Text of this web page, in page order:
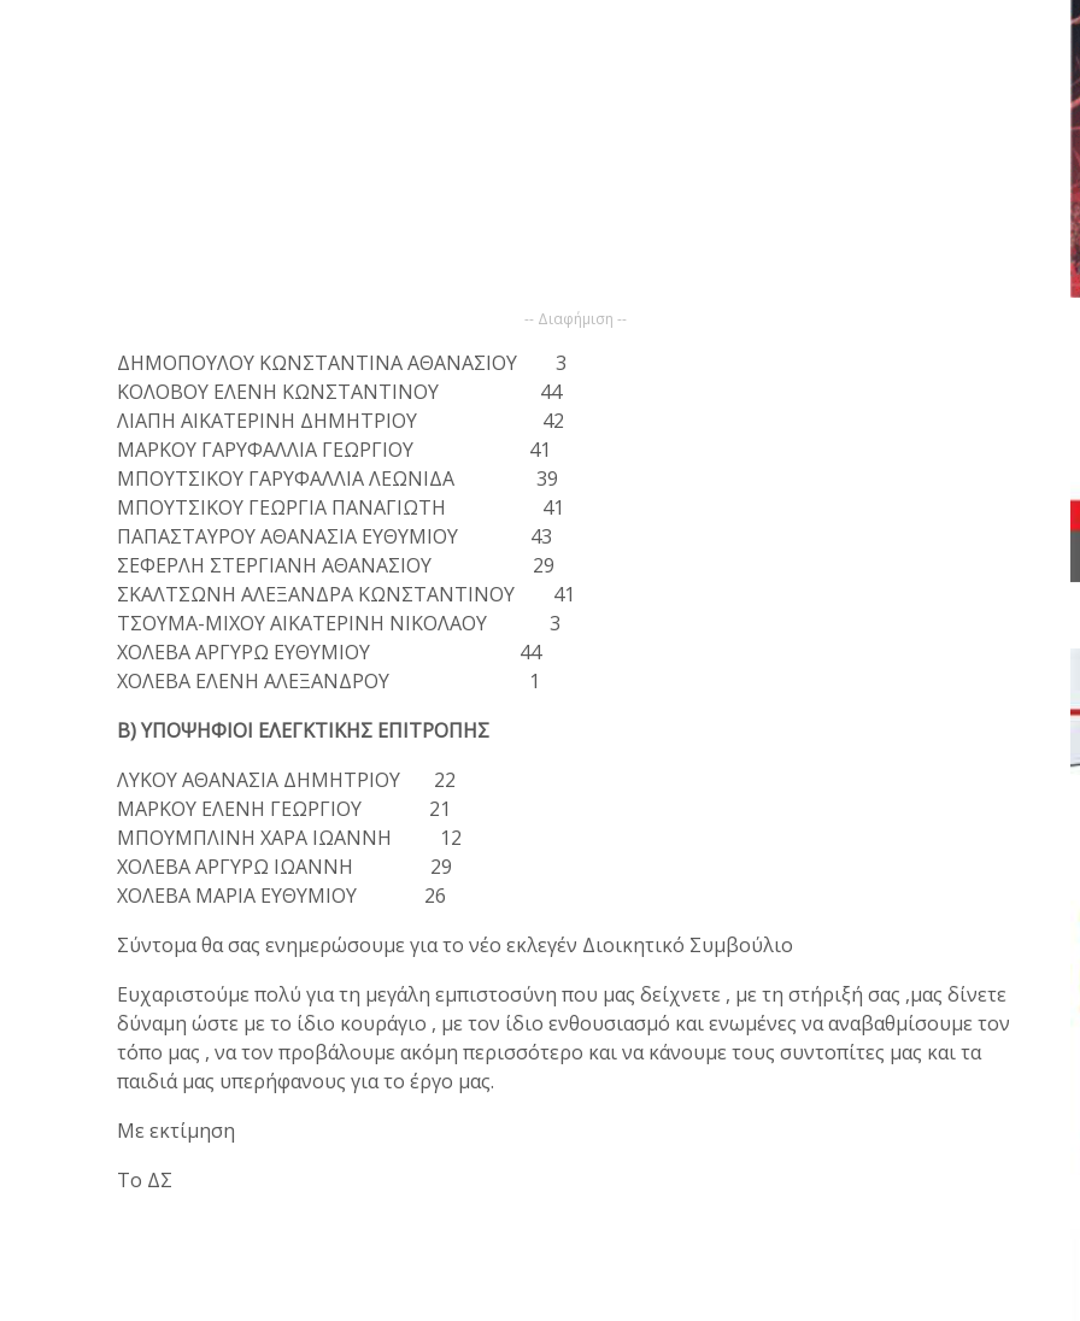
-- Διαφήμιση --
ΔΗΜΟΠΟΥΛΟΥ ΚΩΝΣΤΑΝΤΙΝΑ ΑΘΑΝΑΣΙΟΥ 3
ΚΟΛΟΒΟΥ ΕΛΕΝΗ ΚΩΝΣΤΑΝΤΙΝΟΥ 44
ΛΙΑΠΗ ΑΙΚΑΤΕΡΙΝΗ ΔΗΜΗΤΡΙΟΥ 42
ΜΑΡΚΟΥ ΓΑΡΥΦΑΛΛΙΑ ΓΕΩΡΓΙΟΥ 41
ΜΠΟΥΤΣΙΚΟΥ ΓΑΡΥΦΑΛΛΙΑ ΛΕΩΝΙΔΑ 39
ΜΠΟΥΤΣΙΚΟΥ ΓΕΩΡΓΙΑ ΠΑΝΑΓΙΩΤΗ 41
ΠΑΠΑΣΤΑΥΡΟΥ ΑΘΑΝΑΣΙΑ ΕΥΘΥΜΙΟΥ 43
ΣΕΦΕΡΛΗ ΣΤΕΡΓΙΑΝΗ ΑΘΑΝΑΣΙΟΥ 29
ΣΚΑΛΤΣΩΝΗ ΑΛΕΞΑΝΔΡΑ ΚΩΝΣΤΑΝΤΙΝΟΥ 41
ΤΣΟΥΜΑ-ΜΙΧΟΥ ΑΙΚΑΤΕΡΙΝΗ ΝΙΚΟΛΑΟΥ 3
ΧΟΛΕΒΑ ΑΡΓΥΡΩ ΕΥΘΥΜΙΟΥ 44
ΧΟΛΕΒΑ ΕΛΕΝΗ ΑΛΕΞΑΝΔΡΟΥ 1
Β) ΥΠΟΨΗΦΙΟΙ ΕΛΕΓΚΤΙΚΗΣ ΕΠΙΤΡΟΠΗΣ
ΛΥΚΟΥ ΑΘΑΝΑΣΙΑ ΔΗΜΗΤΡΙΟΥ 22
ΜΑΡΚΟΥ ΕΛΕΝΗ ΓΕΩΡΓΙΟΥ 21
ΜΠΟΥΜΠΛΙΝΗ ΧΑΡΑ ΙΩΑΝΝΗ 12
ΧΟΛΕΒΑ ΑΡΓΥΡΩ ΙΩΑΝΝΗ 29
ΧΟΛΕΒΑ ΜΑΡΙΑ ΕΥΘΥΜΙΟΥ 26
Σύντομα θα σας ενημερώσουμε για το νέο εκλεγέν Διοικητικό Συμβούλιο
Ευχαριστούμε πολύ για τη μεγάλη εμπιστοσύνη που μας δείχνετε , με τη στήριξή σας ,μας δίνετε
δύναμη ώστε με το ίδιο κουράγιο , με τον ίδιο ενθουσιασμό και ενωμένες να αναβαθμίσουμε τον
τόπο μας , να τον προβάλουμε ακόμη περισσότερο και να κάνουμε τους συντοπίτες μας και τα
παιδιά μας υπερήφανους για το έργο μας.
Με εκτίμηση
Το ΔΣ